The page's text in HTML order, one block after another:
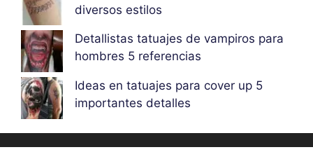
diversos estilos
Detallistas tatuajes de vampiros para
hombres 5 referencias
Ideas en tatuajes para cover up 5
importantes detalles